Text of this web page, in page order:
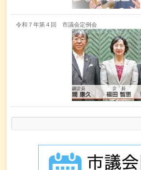
令和７年第４回 市議会定例会